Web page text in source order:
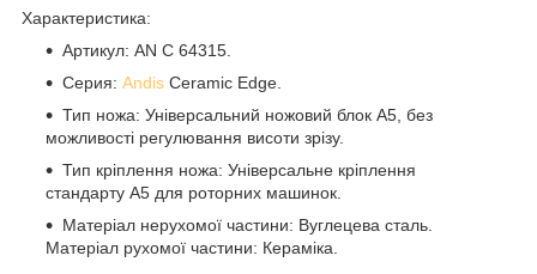
Характеристика:
Артикул: AN C 64315.
Серия: Andis Ceramic Edge.
Тип ножа: Універсальний ножовий блок А5, без
можливості регулювання висоти зрізу.
Тип кріплення ножа: Універсальне кріплення
стандарту А5 для роторних машинок.
Матеріал нерухомої частини: Вуглецева сталь.
Матеріал рухомої частини: Кераміка.